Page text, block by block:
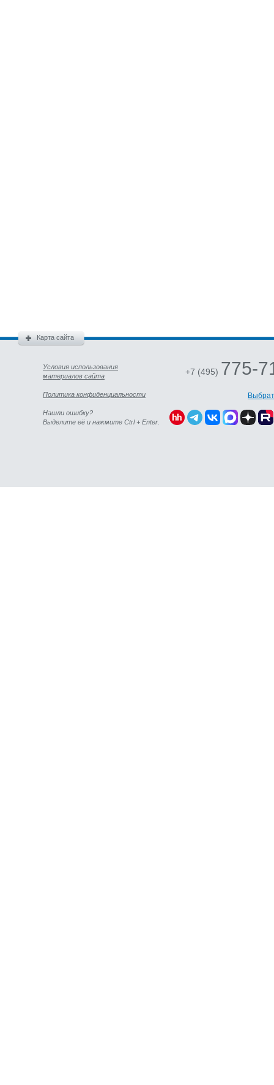
Карта сайта
Условия использования
материалов сайта
Политика конфиденциальности
Нашли ошибку?
Выделите её и нажмите Ctrl + Enter.
+7 (495) 775-